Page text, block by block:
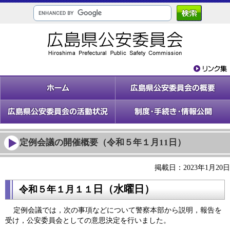
定例会議の開催概要（令和５年１月11日）
掲載日：2023年1月20日
令和５年１ 月１１ 日（水曜日）
定例会議では，次の事項などについて警察本部から説明，報告を
受け，公安委員会としての意思決定を行いました。